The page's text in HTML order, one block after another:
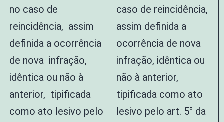
no caso de
reincidência, assim
definida a ocorrência
de nova infração,
idêntica ou não à
anterior, tipificada
como ato lesivo pelo
caso de reincidência,
assim definida a
ocorrência de nova
infração, idêntica ou
não à anterior,
tipificada como ato
lesivo pelo art. 5° da